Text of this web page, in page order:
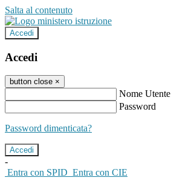
Salta al contenuto
Accedi
Accedi
button close ×
Nome Utente
Password
Password dimenticata?
-
Entra con SPID Entra con CIE